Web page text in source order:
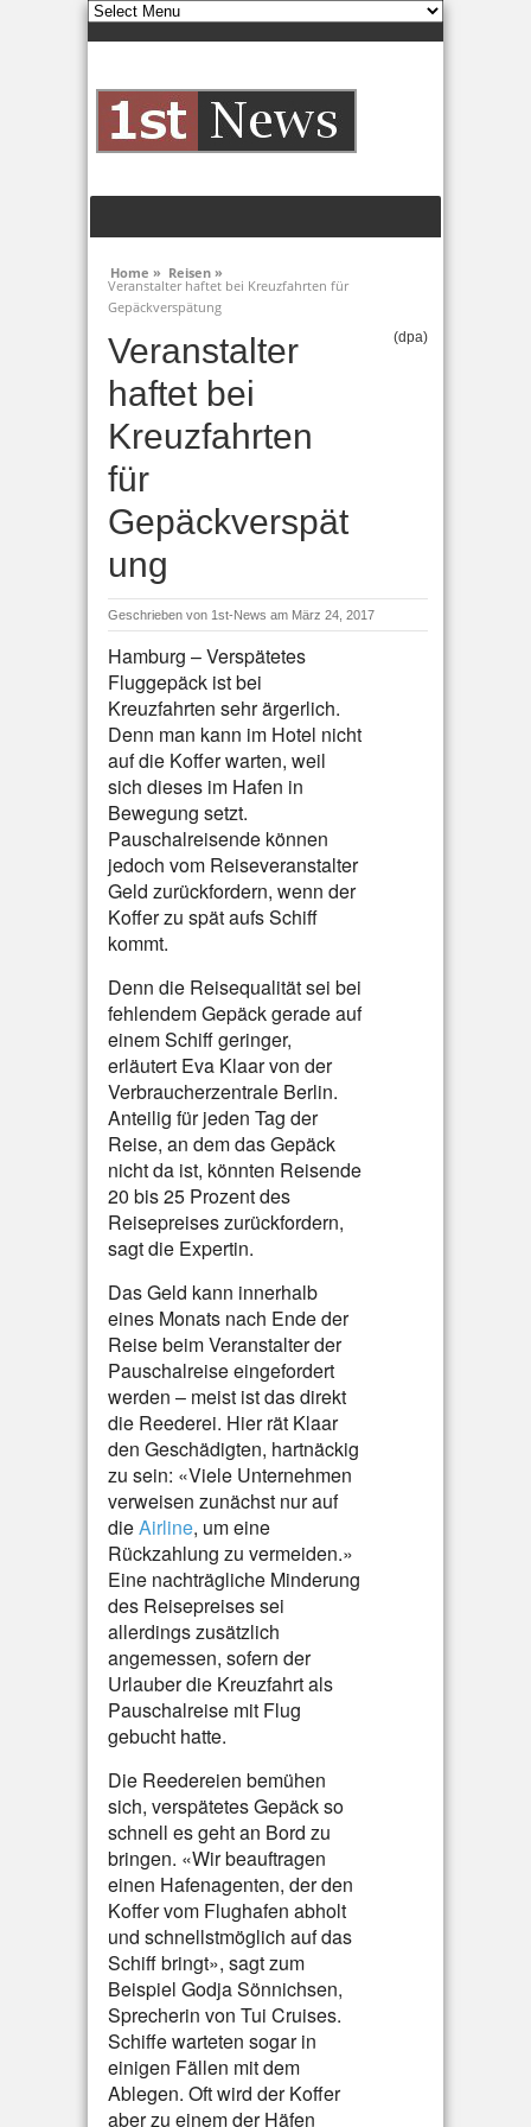
Home » Reisen »
Veranstalter haftet bei Kreuzfahrten für
Gepäckverspätung
Veranstalter
haftet bei
Kreuzfahrten
für
Gepäckverspät
ung
(dpa)
Geschrieben von 1st-News am März 24, 2017
Hamburg – Verspätetes
Fluggepäck ist bei
Kreuzfahrten sehr ärgerlich.
Denn man kann im Hotel nicht
auf die Koffer warten, weil
sich dieses im Hafen in
Bewegung setzt.
Pauschalreisende können
jedoch vom Reiseveranstalter
Geld zurückfordern, wenn der
Koffer zu spät aufs Schiff
kommt.
Denn die Reisequalität sei bei
fehlendem Gepäck gerade auf
einem Schiff geringer,
erläutert Eva Klaar von der
Verbraucherzentrale Berlin.
Anteilig für jeden Tag der
Reise, an dem das Gepäck
nicht da ist, könnten Reisende
20 bis 25 Prozent des
Reisepreises zurückfordern,
sagt die Expertin.
Das Geld kann innerhalb
eines Monats nach Ende der
Reise beim Veranstalter der
Pauschalreise eingefordert
werden – meist ist das direkt
die Reederei. Hier rät Klaar
den Geschädigten, hartnäckig
zu sein: «Viele Unternehmen
verweisen zunächst nur auf
dieAirline, um eine
Rückzahlung zu vermeiden.»
Eine nachträgliche Minderung
des Reisepreises sei
allerdings zusätzlich
angemessen, sofern der
Urlauber die Kreuzfahrt als
Pauschalreise mit Flug
gebucht hatte.
Die Reedereien bemühen
sich, verspätetes Gepäck so
schnell es geht an Bord zu
bringen. «Wir beauftragen
einen Hafenagenten, der den
Koffer vom Flughafen abholt
und schnellstmöglich auf das
Schiff bringt», sagt zum
Beispiel Godja Sönnichsen,
Sprecherin von Tui Cruises.
Schiffe warteten sogar in
einigen Fällen mit dem
Ablegen. Oft wird der Koffer
aber zu einem der Häfen